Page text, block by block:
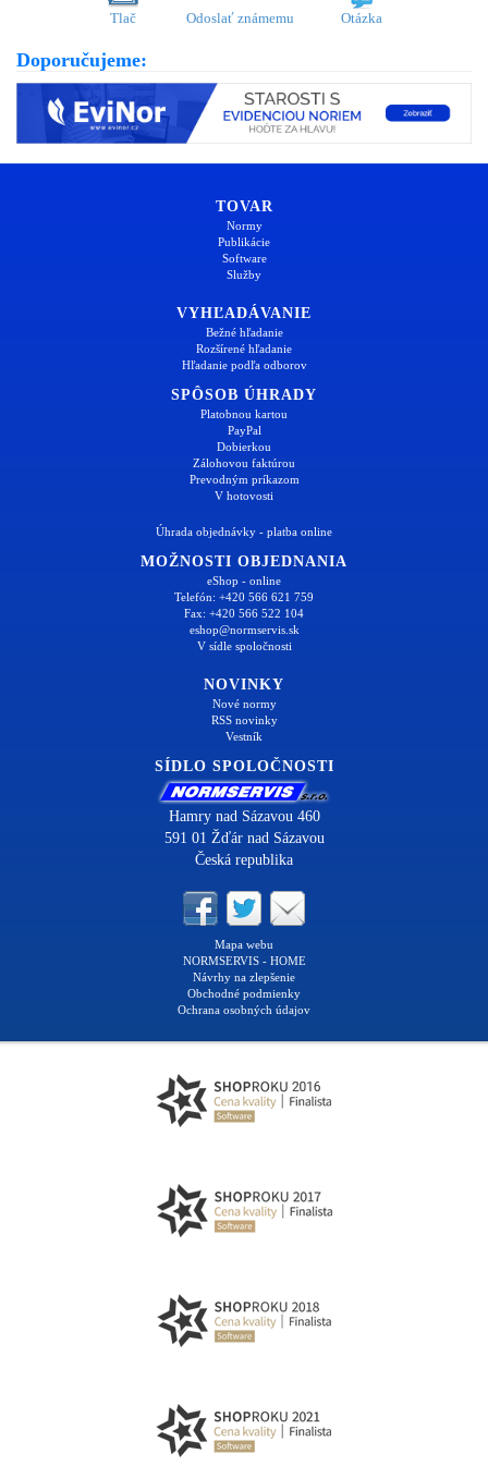
Tlač Odoslať známemu Otázka
Doporučujeme:
TOVAR
Normy
Publikácie
Software
Služby
VYHĽADÁVANIE
Bežné hľadanie
Rozšírené hľadanie
Hľadanie podľa odborov
SPÔSOB ÚHRADY
Platobnou kartou
PayPal
Dobierkou
Zálohovou faktúrou
Prevodným príkazom
V hotovosti
Úhrada objednávky - platba online
MOŽNOSTI OBJEDNANIA
eShop - online
Telefón: +420 566 621 759
Fax: +420 566 522 104
eshop@normservis.sk
V sídle spoločnosti
NOVINKY
Nové normy
RSS novinky
Vestník
SÍDLO SPOLOČNOSTI
Hamry nad Sázavou 460
591 01 Žďár nad Sázavou
Česká republika
Mapa webu
NORMSERVIS - HOME
Návrhy na zlepšenie
Obchodné podmienky
Ochrana osobných údajov